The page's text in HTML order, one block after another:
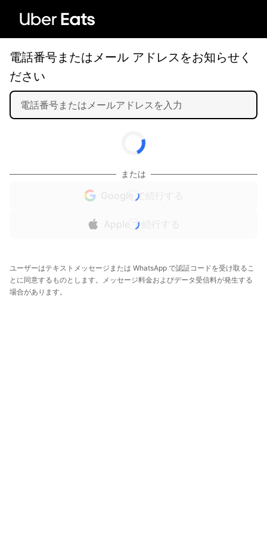
電話番号またはメール アドレスをお知らせく
ださい
または
Google で続行する
Apple で続行する
ユーザーはテキストメッセージまたは WhatsApp で認証コードを受け取るこ
とに同意するものとします。メッセージ料金およびデータ受信料が発生する
場合があります。